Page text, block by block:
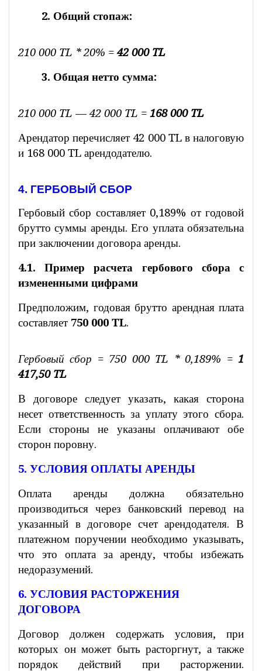
2. Общий стопаж:
210 000 TL * 20% =42 000 TL
3. Общая нетто сумма:
210 000 TL — 42 000 TL = 168 000 TL
Арендатор перечисляет 42 000 TL в налоговую
и 168 000 TL арендодателю.
4. ГЕРБОВЫЙ СБОР
Гербовый сбор составляет 0,189% от годовой
брутто суммы аренды. Его уплата обязательна
при заключении договора аренды.
4.1. Пример расчета гербового сбора с
измененными цифрами
Предположим, годовая брутто арендная плата
составляет 750 000 TL.
Гербовый сбор = 750 000 TL * 0,189% = 1
417,50 TL
В договоре следует указать, какая сторона
несет ответственность за уплату этого сбора.
Если стороны не указаны оплачивают обе
сторон поровну.
5. УСЛОВИЯ ОПЛАТЫ АРЕНДЫ
Оплата аренды должна обязательно
производиться через банковский перевод на
указанный в договоре счет арендодателя. В
платежном поручении необходимо указывать,
что это оплата за аренду, чтобы избежать
недоразумений.
6. УСЛОВИЯ РАСТОРЖЕНИЯ
ДОГОВОРА
Договор должен содержать условия, при
которых он может быть расторгнут, а также
порядок действий при расторжении.